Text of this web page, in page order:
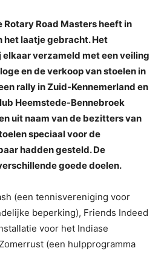
Rotary Road Masters heeft in
het laatje gebracht. Het
verzameld met een veiling
en de verkoop van stoelen in
rally in Zuid-Kennemerland en
Heemstede-Bennebroek
uit naam van de bezitters van
speciaal voor de
hadden gesteld. De
goede doelen.
(een tennisvereniging voor
beperking), Friends Indeed
voor het Indiase
(een hulpprogramma